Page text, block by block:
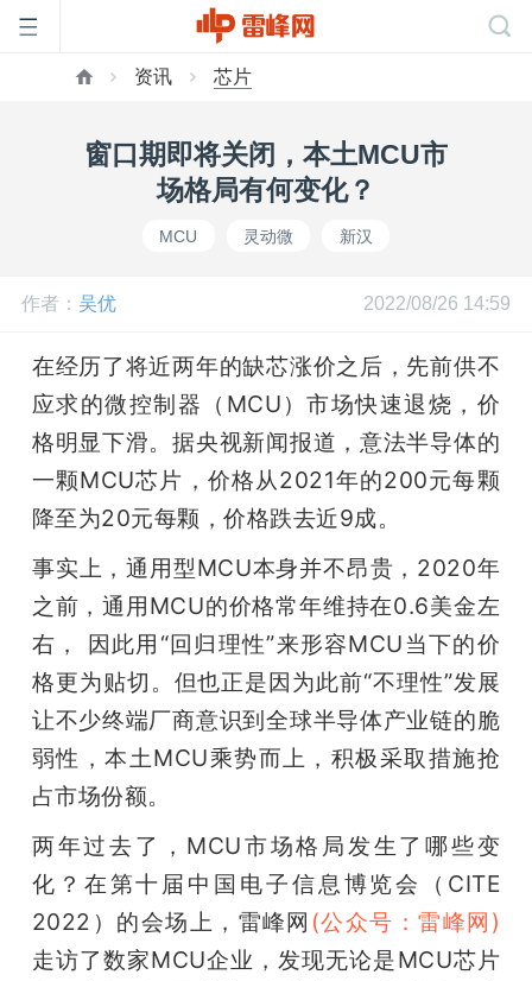
网
开
课
活
心
GAIR
资讯 芯片
窗口期即将关闭，本土MCU市
场格局有何变化？
MCU 灵动微 新汉
作者： 吴优 2022/08/26 14:59
在经历了将近两年的缺芯涨价之后，先前供不
应求的微控制器（MCU）市场快速退烧，价
格明显下滑。据央视新闻报道，意法半导体的
一颗MCU芯片，价格从2021年的200元每颗
降至为20元每颗，价格跌去近9成。
事实上，通用型MCU本身并不昂贵，2020年
之前，通用MCU的价格常年维持在0.6美金左
右， 因此用“回归理性”来形容MCU当下的价
格更为贴切。但也正是因为此前“不理性”发展
让不少终端厂商意识到全球半导体产业链的脆
弱性，本土MCU乘势而上，积极采取措施抢
占市场份额。
两年过去了，MCU市场格局发生了哪些变
化？在第十届中国电子信息博览会（CITE
2022）的会场上，雷峰网 (公众号：雷峰网)
走访了数家MCU企业，发现无论是MCU芯片